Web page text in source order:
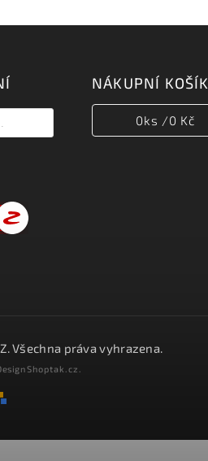
NÁKUPNÍ KOŠÍK
0ks /0 Kč
. Všechna práva vyhrazena.
Shoptak.cz.